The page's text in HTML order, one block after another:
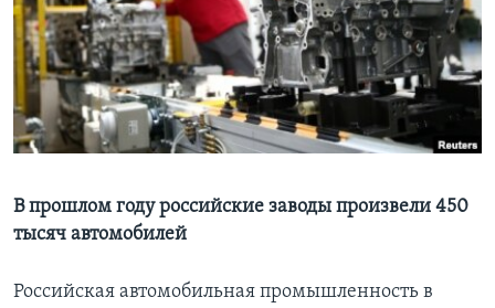
Learning English
СОЦИАЛЬНЫЕ СЕТИ
Языки
В прошлом году российские заводы произвели 450
тысяч автомобилей
Российская автомобильная промышленность в